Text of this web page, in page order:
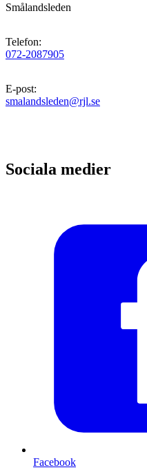
Smålandsleden
Telefon:
072-2087905
E-post:
smalandsleden@rjl.se
Sociala medier
Facebook